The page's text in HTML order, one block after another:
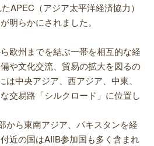
APEC（アジア太平洋経済協力）
明らかにされました。
欧州までを結ぶ一帯を相互的な経
や文化交流、貿易の拡大を図るの
は中央アジア、西アジア、中東、
交易路「シルクロード」に位置し
から東南アジア、パキスタンを経
近の国はAIIB参加国も多く含まれ